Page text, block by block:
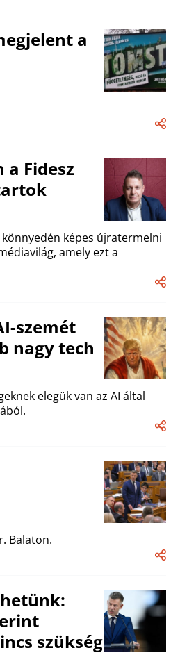
a
a Fidesz
képes újratermelni
amely ezt a
szemét
nagy tech
elegük van az AI által
Balaton.
szükség